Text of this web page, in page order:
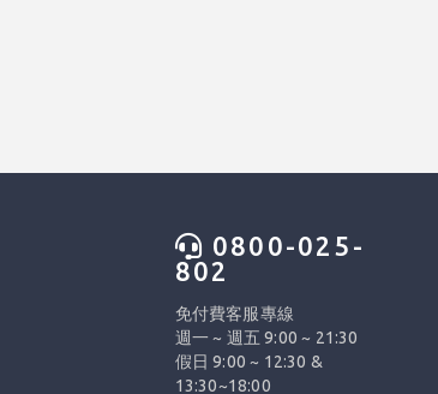
0800-025-
802
免付費客服專線
週一 ~ 週五 9:00 ~ 21:30
假日 9:00 ~ 12:30 &
13:30~18:00